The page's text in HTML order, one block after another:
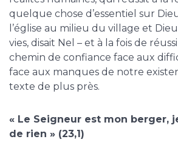
quelque chose d’essentiel sur
l’église au milieu du village et
vies, disait Nel – et à la fois de
chemin de confiance face aux
face aux manques de notre
texte de plus près.
« Le Seigneur est mon berger,
de rien » (23,1)